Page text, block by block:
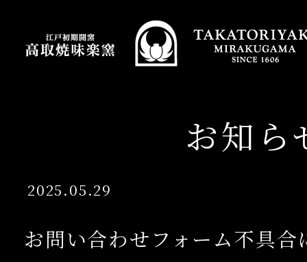
お知ら
2025.05.29
お問い合わせフォーム不具合